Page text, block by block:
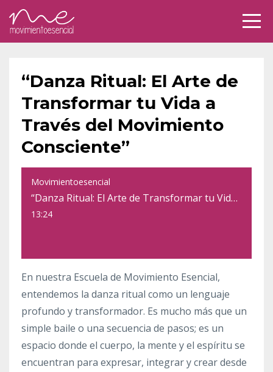
“Danza Ritual: El Arte de
Transformar tu Vida a
Través del Movimiento
Consciente”
Movimientoesencial
“Danza Ritual: El Arte de Transformar tu Vida a Través del Movimiento Consciente”
13:24
En nuestra Escuela de Movimiento Esencial,
entendemos la danza ritual como un lenguaje
profundo y transformador. Es mucho más que un
simple baile o una secuencia de pasos; es un
espacio donde el cuerpo, la mente y el espíritu se
encuentran para expresar, integrar y crear desde